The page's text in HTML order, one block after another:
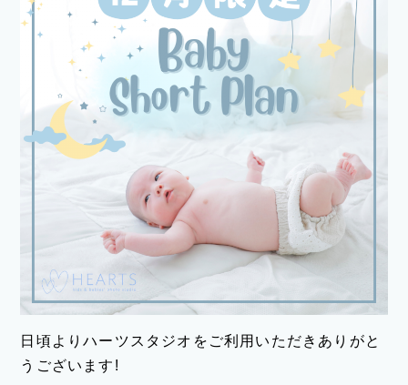
日頃よりハーツスタジオをご利用いただきありがと
うございます!